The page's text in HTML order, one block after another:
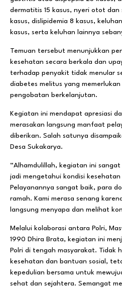
dermatitis 15 kasus, nyeri otot dan
kasus, dislipidemia 8 kasus,
kasus, serta keluhan lainnya
Temuan tersebut menunjukkan
kesehatan secara berkala dan
terhadap penyakit tidak menular
diabetes melitus yang
pengobatan berkelanjutan.
Kegiatan ini mendapat apresiasi
merasakan langsung manfaat
diberikan. Salah satunya
Desa Sukakarya.
“Alhamdulillah, kegiatan ini
jadi mengetahui kondisi kesehatan
Pelayanannya sangat baik, para
ramah. Kami merasa senang
langsung menyapa dan melihat
Melalui kolaborasi antara Polri,
1990 Dhira Brata, kegiatan ini
Polri di tengah masyarakat. Tidak
kesehatan dan bantuan sosial,
kepedulian bersama untuk
sehat dan sejahtera. Semangat